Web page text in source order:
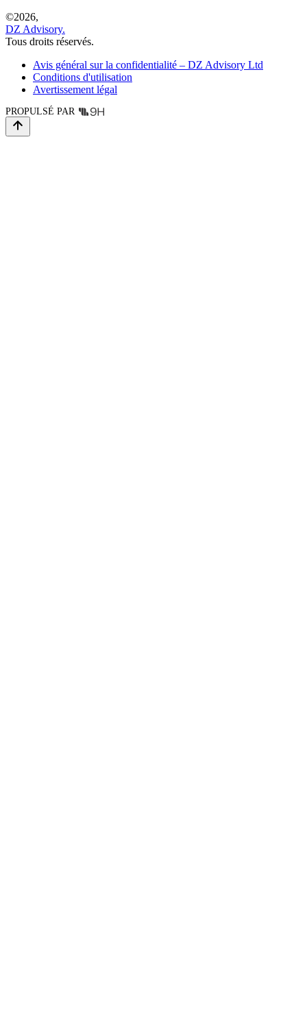
©2026,
DZ Advisory.
Tous droits réservés.
Avis général sur la confidentialité – DZ Advisory Ltd
Conditions d'utilisation
Avertissement légal
PROPULSÉ PAR